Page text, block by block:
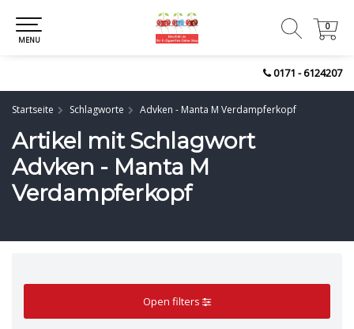
0171 - 6124207
0
0
MENU
Startseite Schlagworte Advken - Manta M Verdampferkopf
Artikel mit Schlagwort
Advken - Manta M
Verdampferkopf
Open filters